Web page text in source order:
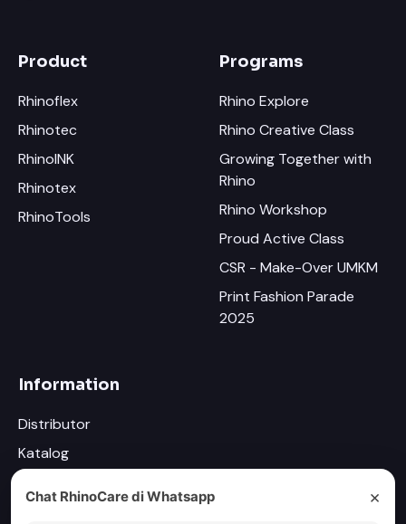
Product
Rhinoflex
Rhinotec
RhinoINK
Rhinotex
RhinoTools
Programs
Rhino Explore
Rhino Creative Class
Growing Together with
Rhino
Rhino Workshop
Proud Active Class
CSR - Make-Over UMKM
Print Fashion Parade
2025
Information
Distributor
Katalog
Chat RhinoCare di Whatsapp ×